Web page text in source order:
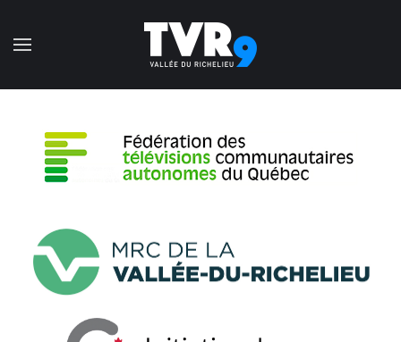
Accéder au contenu principal